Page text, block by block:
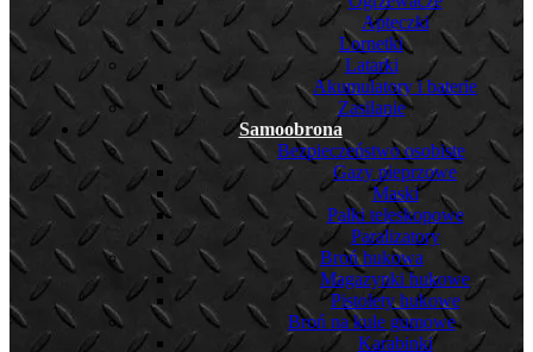
Apteczki
Lornetki
Latarki
Akumulatory i baterie
Zasilanie
Samoobrona
Bezpieczeństwo osobiste
Gazy pieprzowe
Maski
Pałki teleskopowe
Paralizatory
Broń hukowa
Magazynki hukowe
Pistolety hukowe
Broń na kule gumowe
Karabinki